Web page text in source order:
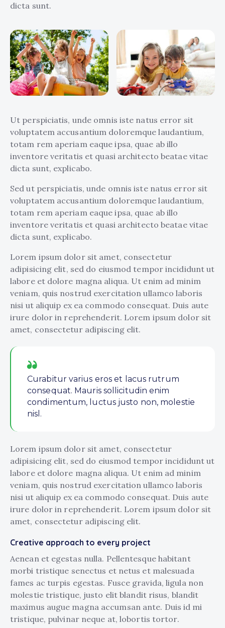
dicta sunt.
Ut perspiciatis, unde omnis iste natus error sit
voluptatem accusantium doloremque laudantium,
totam rem aperiam eaque ipsa, quae ab illo
inventore veritatis et quasi architecto beatae vitae
dicta sunt, explicabo.
Sed ut perspiciatis, unde omnis iste natus error sit
voluptatem accusantium doloremque laudantium,
totam rem aperiam eaque ipsa, quae ab illo
inventore veritatis et quasi architecto beatae vitae
dicta sunt, explicabo.
Lorem ipsum dolor sit amet, consectetur
adipisicing elit, sed do eiusmod tempor incididunt ut
labore et dolore magna aliqua. Ut enim ad minim
veniam, quis nostrud exercitation ullamco laboris
nisi ut aliquip ex ea commodo consequat. Duis aute
irure dolor in reprehenderit. Lorem ipsum dolor sit
amet, consectetur adipiscing elit.
Curabitur varius eros et lacus rutrum
consequat. Mauris sollicitudin enim
condimentum, luctus justo non, molestie
nisl.
Lorem ipsum dolor sit amet, consectetur
adipisicing elit, sed do eiusmod tempor incididunt ut
labore et dolore magna aliqua. Ut enim ad minim
veniam, quis nostrud exercitation ullamco laboris
nisi ut aliquip ex ea commodo consequat. Duis aute
irure dolor in reprehenderit. Lorem ipsum dolor sit
amet, consectetur adipiscing elit.
Creative approach to every project
Aenean et egestas nulla. Pellentesque habitant
morbi tristique senectus et netus et malesuada
fames ac turpis egestas. Fusce gravida, ligula non
molestie tristique, justo elit blandit risus, blandit
maximus augue magna accumsan ante. Duis id mi
tristique, pulvinar neque at, lobortis tortor.